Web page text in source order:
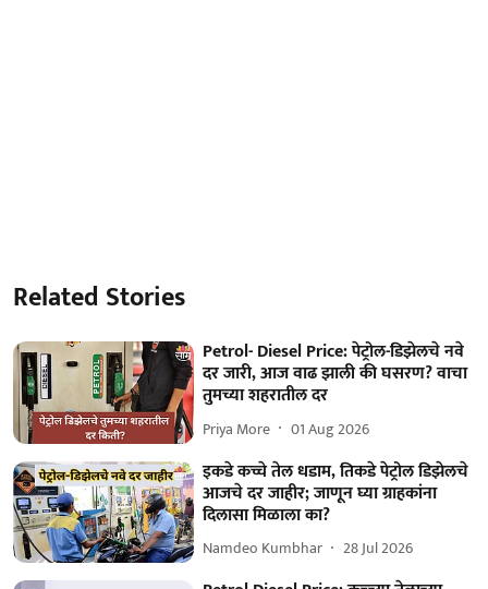
Related Stories
Petrol- Diesel Price: पेट्रोल-डिझेलचे नवे
दर जारी, आज वाढ झाली की घसरण? वाचा
तुमच्या शहरातील दर
Priya More 01 Aug 2026
इकडे कच्चे तेल धडाम, तिकडे पेट्रोल डिझेलचे
आजचे दर जाहीर; जाणून घ्या ग्राहकांना
दिलासा मिळाला का?
Namdeo Kumbhar 28 Jul 2026